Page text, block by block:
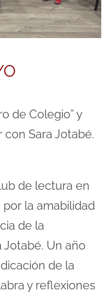
de Colegio” y
con Sara Jotabé.
de lectura en
por la amabilidad
de la
Jotabé. Un año
de la
y reflexiones